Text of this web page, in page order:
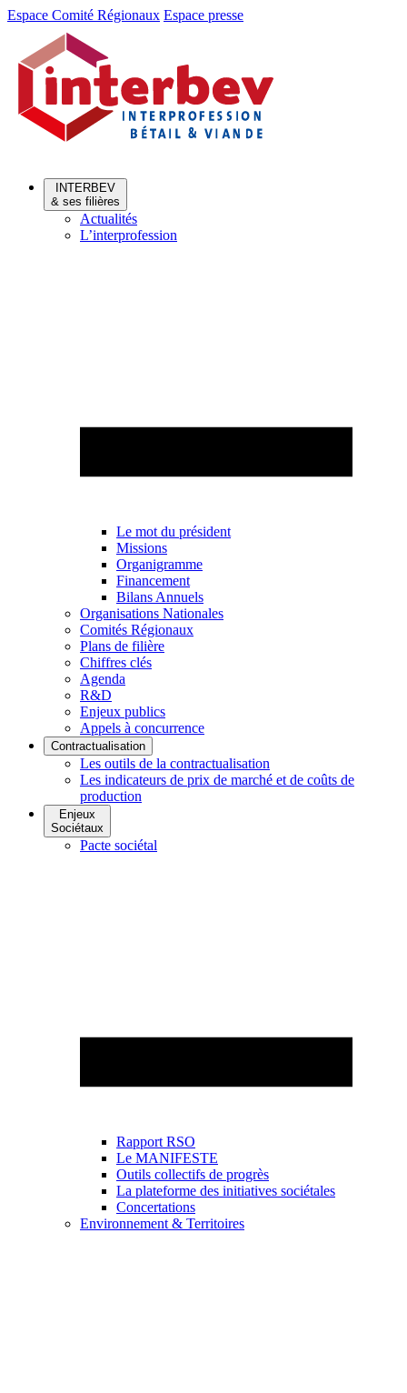
Aller
Aller
contenu
Espace Comité Régionaux Espace presse
INTERBEV
& ses filières
Actualités
L’interprofession
Le mot du président
Missions
Organigramme
Financement
Bilans Annuels
Organisations Nationales
Comités Régionaux
Plans de filière
Chiffres clés
Agenda
R&D
Enjeux publics
Appels à concurrence
Contractualisation
Les outils de la contractualisation
Les indicateurs de prix de marché et de coûts de
production
Enjeux
Sociétaux
Pacte sociétal
Rapport RSO
Le MANIFESTE
Outils collectifs de progrès
La plateforme des initiatives sociétales
Concertations
Environnement & Territoires